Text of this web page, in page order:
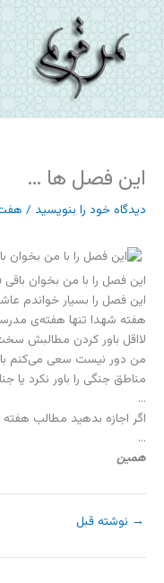
پرش
به
محتوا
این فصل ها …
دیدگاه‌ خود را بنویسید /
این فصل را با من بخوان
این فصل را بسیار خواندم
هفته شهدا تنها هفته‌ی
لااقل باور کردن مطالبش
من دور نیست سعی می‌کنم
مناطق جنگی را باور نکرد یا
…
اگر اجازه بدهید مطالب هفته
…
همین
→ نوشته قبل